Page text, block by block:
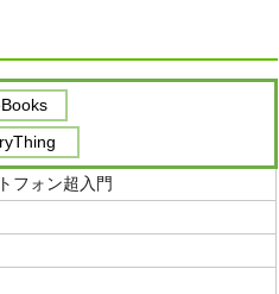
フォン超入門